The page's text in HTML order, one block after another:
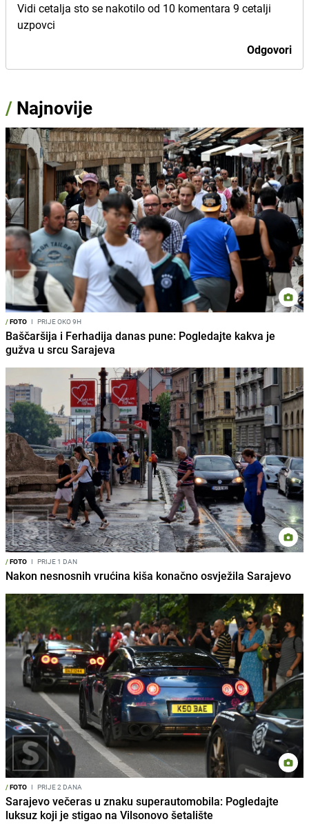
Vidi cetalja sto se nakotilo od 10 komentara 9 cetalji
uzpovci
Odgovori
/ Najnovije
/FOTO I PRIJE OKO 9H
Baščaršija i Ferhadija danas pune: Pogledajte kakva je
gužva u srcu Sarajeva
/FOTO I PRIJE 1 DAN
Nakon nesnosnih vrućina kiša konačno osvježila Sarajevo
/FOTO I PRIJE 2 DANA
Sarajevo večeras u znaku superautomobila: Pogledajte
luksuz koji je stigao na Vilsonovo šetalište